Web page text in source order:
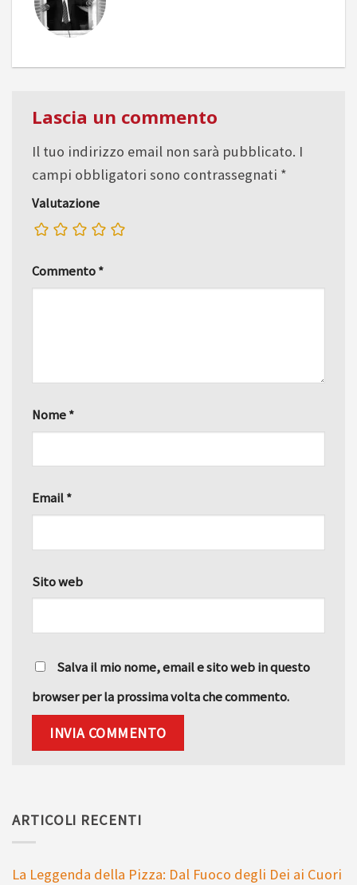
Lascia un commento
Il tuo indirizzo email non sarà pubblicato. I
campi obbligatori sono contrassegnati *
Valutazione
Commento*
Nome*
Email*
Sito web
Salva il mio nome, email e sito web in questo
browser per la prossima volta che commento.
ARTICOLI RECENTI
La Leggenda della Pizza: Dal Fuoco degli Dei ai Cuori